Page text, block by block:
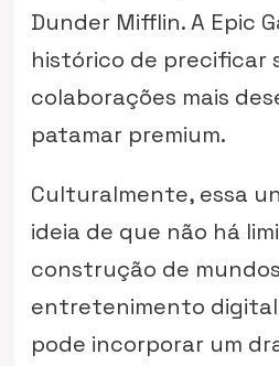
Dunder Mifflin. A Epic
histórico de precificar
colaborações mais
patamar premium.
Culturalmente, essa
ideia de que não há
construção de
entretenimento
pode incorporar um